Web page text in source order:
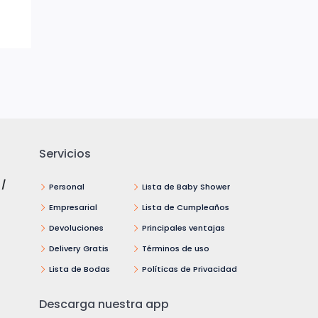
/
Servicios
Personal
Empresarial
Devoluciones
Delivery Gratis
Lista de Bodas
Lista de Baby Shower
Lista de Cumpleaños
Principales ventajas
Términos de uso
Políticas de Privacidad
Descarga nuestra app